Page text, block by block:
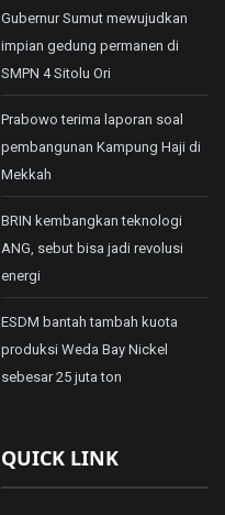
Gubernur Sumut mewujudkan
impian gedung permanen di
SMPN 4 Sitolu Ori
Prabowo terima laporan soal
pembangunan Kampung Haji di
Mekkah
BRIN kembangkan teknologi
ANG, sebut bisa jadi revolusi
energi
ESDM bantah tambah kuota
produksi Weda Bay Nickel
sebesar 25 juta ton
QUICK LINK